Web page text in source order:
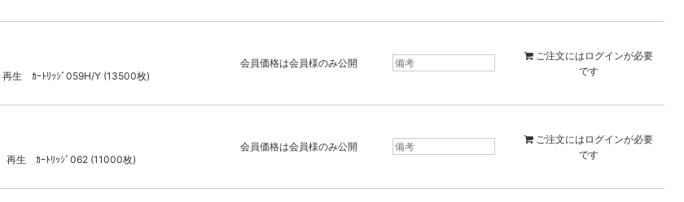
再生 ｶｰﾄﾘｯｼﾞ059H/Y (13500枚)
会員価格は会員様のみ公開
ご注文には ログインが必要
です
再生 ｶｰﾄﾘｯｼﾞ062 (11000枚)
会員価格は会員様のみ公開
ご注文には ログインが必要
です